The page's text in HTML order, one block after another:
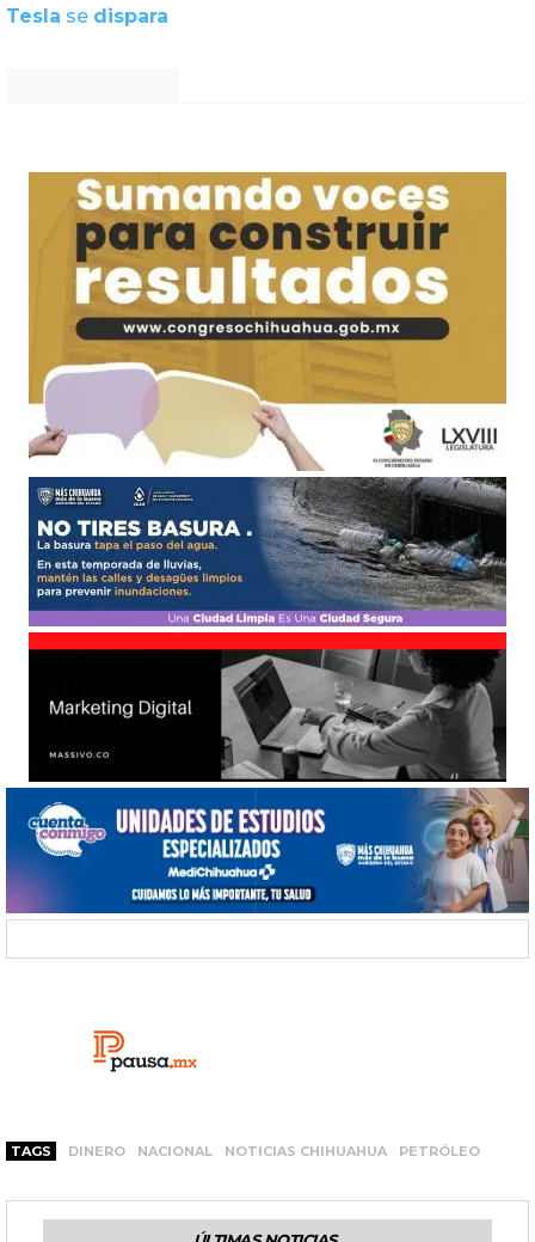
Tesla se dispara
TAGS DINERO NACIONAL NOTICIAS CHIHUAHUA PETRÓLEO